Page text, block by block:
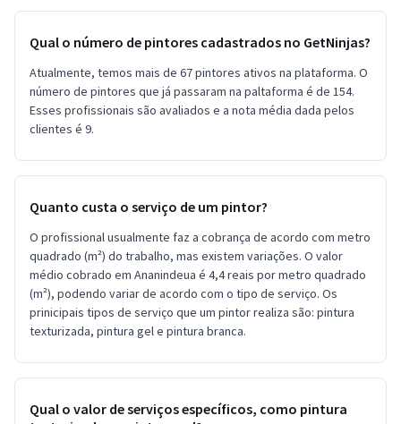
Qual o número de pintores cadastrados no GetNinjas?
Atualmente, temos mais de 67 pintores ativos na plataforma. O
número de pintores que já passaram na paltaforma é de 154.
Esses profissionais são avaliados e a nota média dada pelos
clientes é 9.
Quanto custa o serviço de um pintor?
O profissional usualmente faz a cobrança de acordo com metro
quadrado (m²) do trabalho, mas existem variações. O valor
médio cobrado em Ananindeua é 4,4 reais por metro quadrado
(m²), podendo variar de acordo com o tipo de serviço. Os
prinicipais tipos de serviço que um pintor realiza são: pintura
texturizada, pintura gel e pintura branca.
Qual o valor de serviços específicos, como pintura